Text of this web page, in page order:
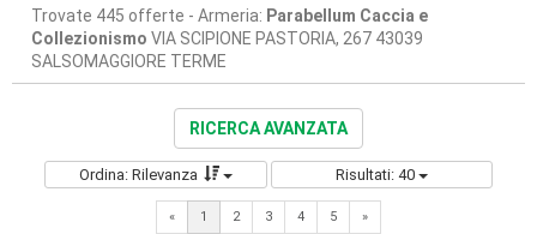
Trovate 445 offerte - Armeria: Parabellum Caccia e
Collezionismo VIA SCIPIONE PASTORIA, 267 43039
SALSOMAGGIORE TERME
RICERCA AVANZATA
Ordina: Rilevanza Risultati: 40
« 1 2 3 4 5 »Next